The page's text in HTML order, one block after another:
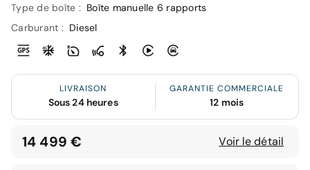
Type de boîte : Boîte manuelle 6 rapports
Carburant : Diesel
LIVRAISON
Sous 24 heures
GARANTIE COMMERCIALE
12 mois
14 499 € Voir le détail